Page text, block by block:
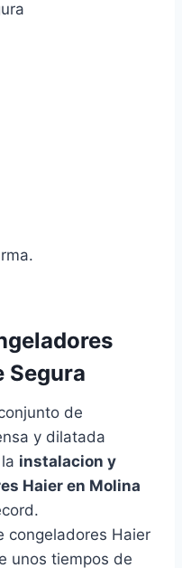
Segura
de
y dilatada
instalacion y
Haier en Molina
congeladores Haier
unos tiempos de